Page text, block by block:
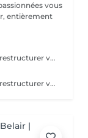
vous
entièrement
Le Browlift est une technique en vogue pour restructurer vos sourcils qui permet de les épaissir et les rehausser tout en fixant leur mouvement pour un résultat qui dure environ 6 semaines. Ils paraissent plus fournis et volumineux,la teinture va accentuer la forme et intensifier la couleur. Le Browlift ouvre votre regard et le met en valeur.
Le Browlift est une technique en vogue pour restructurer vos sourcils qui permet de les épaissir et les rehausser tout en fixant leur mouvement pour un résultat qui dure environ 6 semaines. Ils paraissent plus fournis et volumineux et la teinture va accentuer la forme et intensifier la couleur. Le Browlift ouvre votre regard et le met en valeur. Le soin 3D Filler est un soin naturel qui va agir sur la structure du poil et ainsi favoriser la croissance et le nourrir en profondeur.